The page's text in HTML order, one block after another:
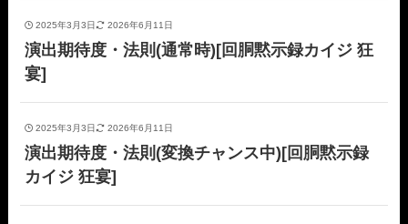
2025年3月3日 2026年6月11日
演出期待度・法則(通常時)[回胴黙示録カイジ 狂
宴]
2025年3月3日 2026年6月11日
演出期待度・法則(変換チャンス中)[回胴黙示録
カイジ 狂宴]